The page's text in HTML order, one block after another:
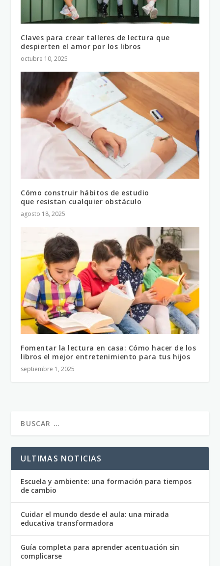
Claves para crear talleres de lectura que
despierten el amor por los libros
octubre 10, 2025
Cómo construir hábitos de estudio
que resistan cualquier obstáculo
agosto 18, 2025
Fomentar la lectura en casa: Cómo hacer de los
libros el mejor entretenimiento para tus hijos
septiembre 1, 2025
ULTIMAS NOTICIAS
Escuela y ambiente: una formación para tiempos
de cambio
Cuidar el mundo desde el aula: una mirada
educativa transformadora
Guía completa para aprender acentuación sin
complicarse